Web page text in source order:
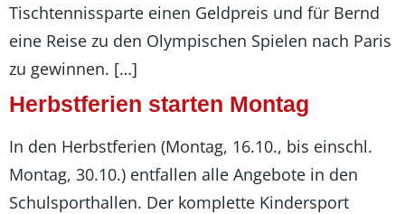
Tischtennissparte einen Geldpreis und für Bernd
eine Reise zu den Olympischen Spielen nach Paris
zu gewinnen. […]
Herbstferien starten Montag
In den Herbstferien (Montag, 16.10., bis einschl.
Montag, 30.10.) entfallen alle Angebote in den
Schulsporthallen. Der komplette Kindersport